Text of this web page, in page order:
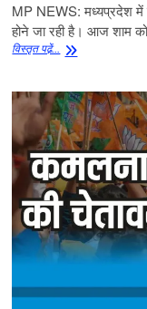
MP NEWS: मध्यप्रदेश
होने जा रही है। आज शाम
विस्‍तृत पढे़ं... MP
में
खेलों
के
महाकुंभ
की
शुरूआत,
शिवराज-
ठाकुर
करेंगे
शुभारंभ